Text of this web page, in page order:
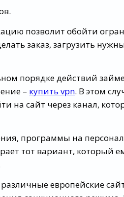
позволит обойти
заказ, загрузить
порядке действий
– купить vpn. В этом
на сайт через канал,
программы на
тот вариант, который
европейские